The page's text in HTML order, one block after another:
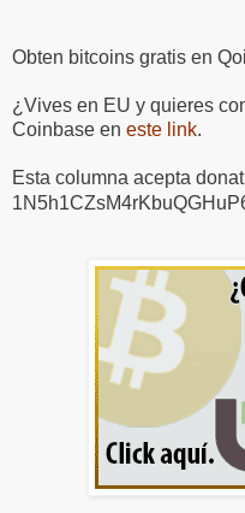
Obten bitcoins gratis en
¿Vives en EU y quieres
Coinbase en este link.
Esta columna acepta